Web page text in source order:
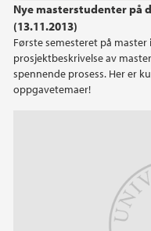
Nye masterstudenter på
(13.11.2013)
Første semesteret på
prosjektbeskrivelse av
spennende prosess. Her er
oppgavetemaer!